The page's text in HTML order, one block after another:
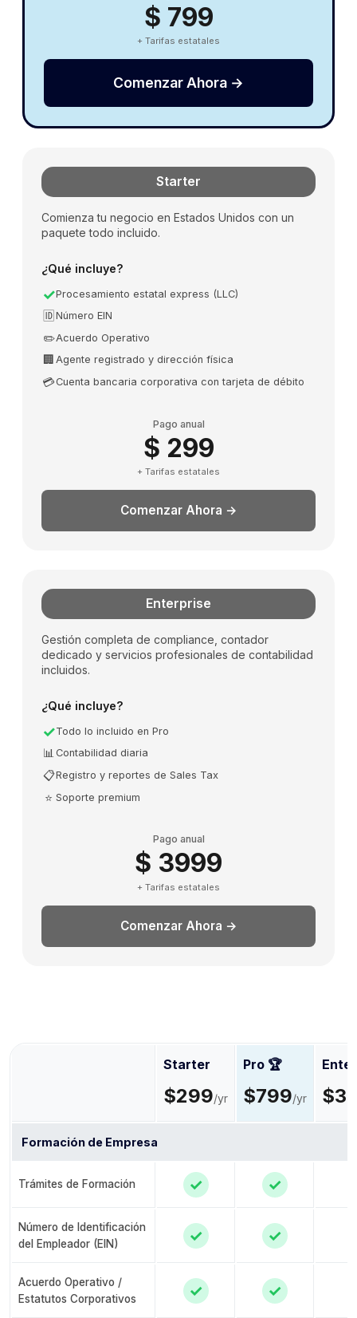
Starter
Comienza tu negocio en Estados Unidos con un
paquete todo incluido.
¿Qué incluye?
✓Procesamiento estatal express (LLC)
🆔 Número EIN
✏️Acuerdo Operativo
🏢 Agente registrado y dirección física
💳Cuenta bancaria corporativa con tarjeta de débito
Pago anual
$ 299
+ Tarifas estatales
Comenzar Ahora →
$ 799
+ Tarifas estatales
Comenzar Ahora →
Enterprise
Gestión completa de compliance, contador
dedicado y servicios profesionales de contabilidad
incluidos.
¿Qué incluye?
✓Todo lo incluido en Pro
📊 Contabilidad diaria
📋Registro y reportes de Sales Tax
⭐ Soporte premium
Pago anual
$ 3999
+ Tarifas estatales
Comenzar Ahora →
Starter
$299/yr
Pro 🏆
$799/yr
Formación de Empresa
Trámites de Formación ✓ ✓
Número de Identificación
del Empleador (EIN)
✓ ✓
Acuerdo Operativo /
Estatutos Corporativos
✓ ✓